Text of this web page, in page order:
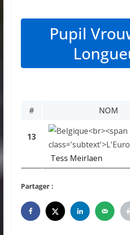
Pupil
# NOM
13
Tess Meirlaen
Partager :